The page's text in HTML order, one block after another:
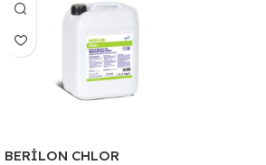
BERİLON CHLOR